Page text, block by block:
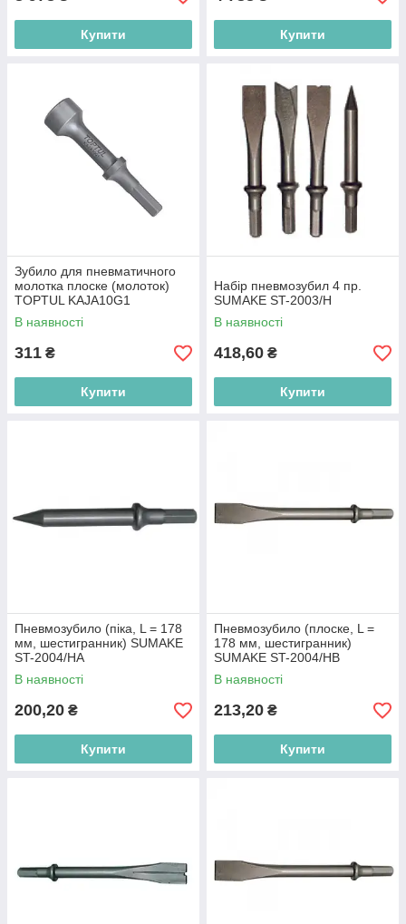
Купити Купити
Зубило для пневматичного
молотка плоске (молоток)
TOPTUL KAJA10G1
В наявності
311 ₴
Купити
Набір пневмозубил 4 пр.
SUMAKE ST-2003/H
В наявності
418,60 ₴
Купити
Пневмозубило (піка, L = 178
мм, шестигранник) SUMAKE
ST-2004/HA
В наявності
200,20 ₴
Купити
Пневмозубило (плоске, L =
178 мм, шестигранник)
SUMAKE ST-2004/HB
В наявності
213,20 ₴
Купити